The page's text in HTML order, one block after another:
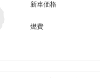
新車価格
燃費